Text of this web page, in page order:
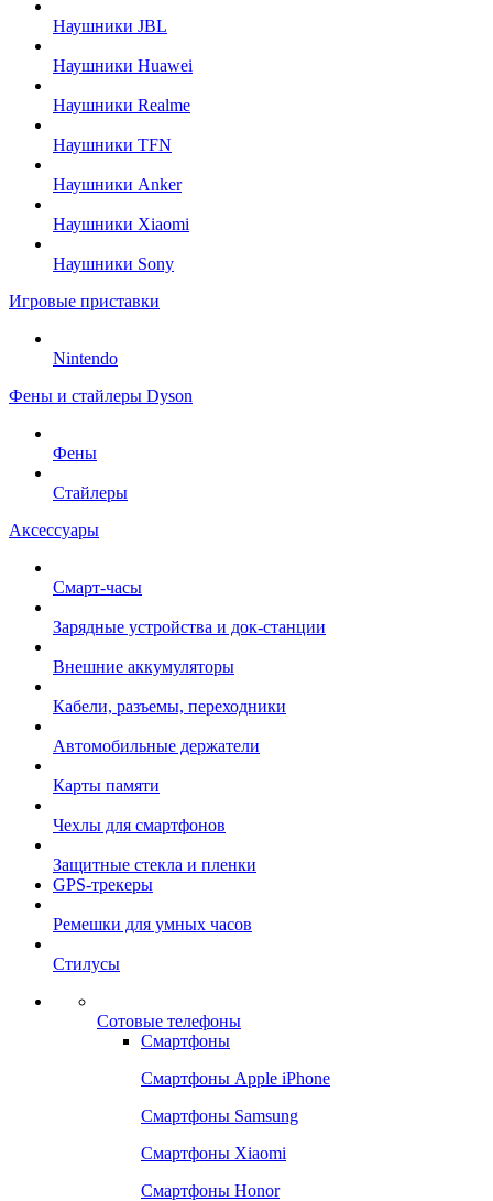
Наушники JBL
Наушники Huawei
Наушники Realme
Наушники TFN
Наушники Anker
Наушники Xiaomi
Наушники Sony
Игровые приставки
Nintendo
Фены и стайлеры Dyson
Фены
Стайлеры
Аксессуары
Смарт-часы
Зарядные устройства и док-станции
Внешние аккумуляторы
Кабели, разъемы, переходники
Автомобильные держатели
Карты памяти
Чехлы для смартфонов
Защитные стекла и пленки
GPS-трекеры
Ремешки для умных часов
Стилусы
Сотовые телефоны
Смартфоны
Смартфоны Apple iPhone
Смартфоны Samsung
Смартфоны Xiaomi
Смартфоны Honor